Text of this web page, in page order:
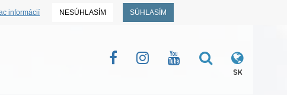
informácií NESÚHLASÍM SÚHLASÍM
SK